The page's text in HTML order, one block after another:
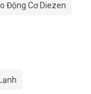
Động Cơ Diezen